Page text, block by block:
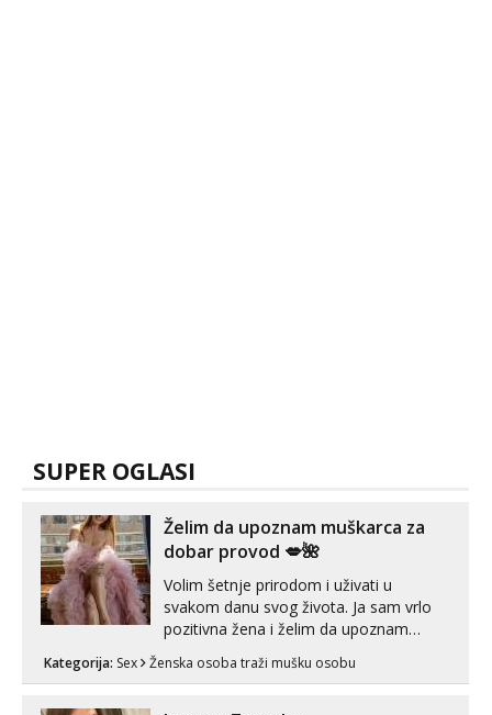
SUPER OGLASI
Želim da upoznam muškarca za
dobar provod 💋🌺
Volim šetnje prirodom i uživati u
svakom danu svog života. Ja sam vrlo
pozitivna žena i želim da upoznam
može i nešto više.💋🌺 Klikni na link
Kategorija: Sex Ženska osoba traži mušku osobu